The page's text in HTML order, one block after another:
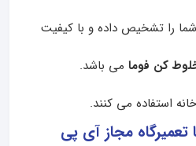
را تشخیص داده و با کیفیت
کن فوما می باشد.
استفاده می کنند.
مجاز آی پی